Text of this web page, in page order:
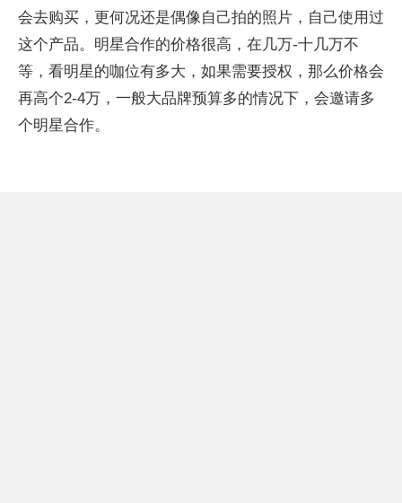
会去购买，更何况还是偶像自己拍的照片，自己使用过
这个产品。明星合作的价格很高，在几万-十几万不
等，看明星的咖位有多大，如果需要授权，那么价格会
再高个2-4万，一般大品牌预算多的情况下，会邀请多
个明星合作。